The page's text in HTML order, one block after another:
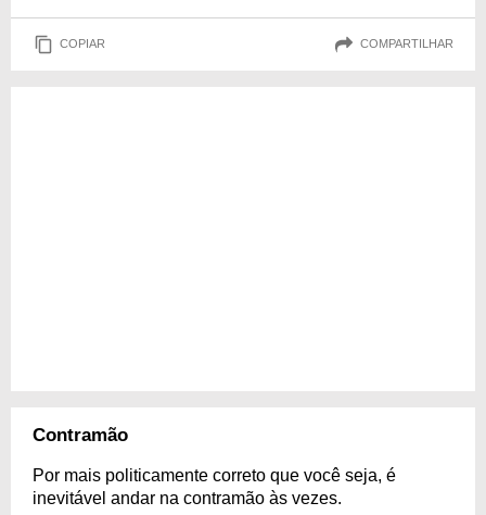
COPIAR COMPARTILHAR
Contramão
Por mais politicamente correto que você seja, é
inevitável andar na contramão às vezes.